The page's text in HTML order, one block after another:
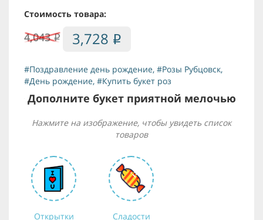
Стоимость товара:
4,043i 3,728 i
#Поздравление день рождение, #Розы Рубцовск,
#День рождение, #Купить букет роз
Дополните букет приятной мелочью
Нажмите на изображение, чтобы увидеть список
товаров
Открытки Сладости